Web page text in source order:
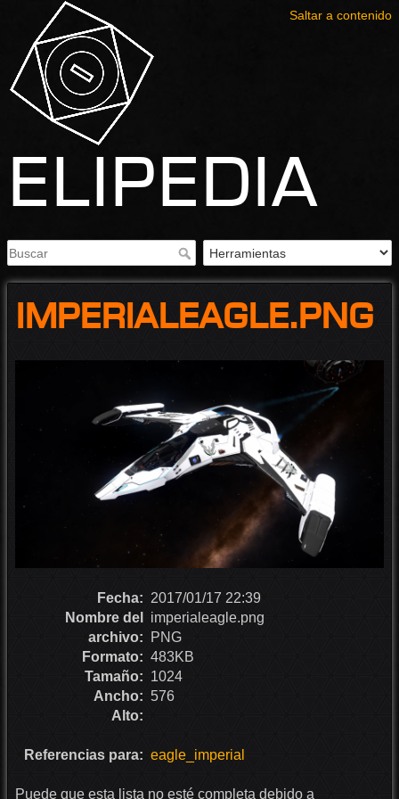
Saltar a contenido
Elipedia
imperialeagle.png
Fecha: 2017/01/17 22:39
Nombre del
archivo:
imperialeagle.png
Formato:
PNG
Tamaño:
483KB
Ancho:
1024
Alto:
576
Referencias para: eagle_imperial
Puede que esta lista no esté completa debido a